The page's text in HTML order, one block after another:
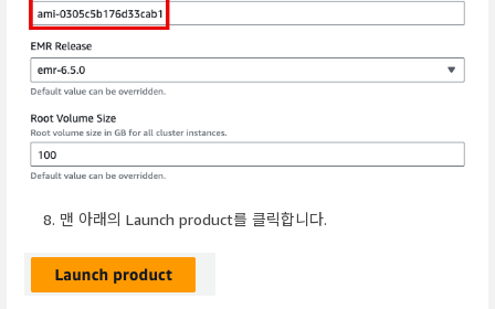
맨 아래의 Launch product를 클릭합니다.